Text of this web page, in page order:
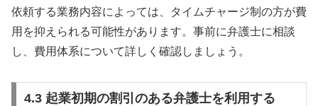
依頼する業務内容によっては、タイムチャージ制の方が費
用を抑えられる可能性があります。事前に弁護士に相談
し、費用体系について詳しく確認しましょう。
4.3 起業初期の割引のある弁護士を利用する